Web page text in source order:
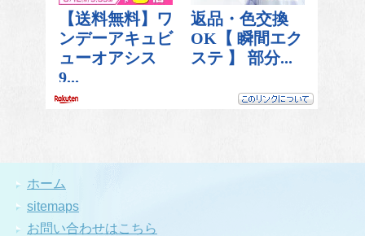
ホーム
sitemaps
お問い合わせはこちら